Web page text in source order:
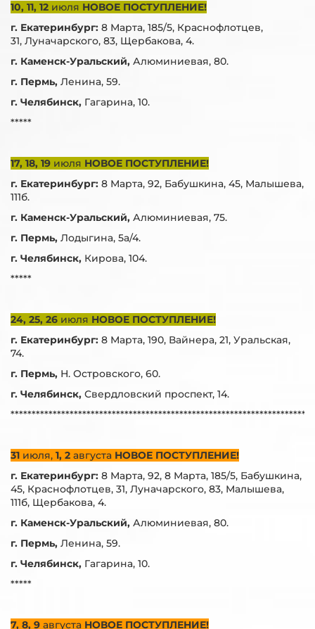
10, 11, 12 июля НОВОЕ ПОСТУПЛЕНИЕ!
г. Екатеринбург: 8 Марта, 185/5, Краснофлотцев,
31, Луначарского, 83, Щербакова, 4.
г. Каменск-Уральский, Алюминиевая, 80.
г. Пермь, Ленина, 59.
г. Челябинск, Гагарина, 10.
*****
17, 18, 19 июля НОВОЕ ПОСТУПЛЕНИЕ!
г. Екатеринбург: 8 Марта, 92, Бабушкина, 45, Малышева,
111б.
г. Каменск-Уральский, Алюминиевая, 75.
г. Пермь, Лодыгина, 5а/4.
г. Челябинск, Кирова, 104.
*****
24, 25, 26 июля НОВОЕ ПОСТУПЛЕНИЕ!
г. Екатеринбург: 8 Марта, 190, Вайнера, 21, Уральская,
74.
г. Пермь, Н. Островского, 60.
г. Челябинск, Свердловский проспект, 14.
***********************************************************************
31 июля, 1, 2 августа НОВОЕ ПОСТУПЛЕНИЕ!
г. Екатеринбург: 8 Марта, 92, 8 Марта, 185/5, Бабушкина,
45, Краснофлотцев, 31, Луначарского, 83, Малышева,
111б, Щербакова, 4.
г. Каменск-Уральский, Алюминиевая, 80.
г. Пермь, Ленина, 59.
г. Челябинск, Гагарина, 10.
*****
7, 8, 9 августа НОВОЕ ПОСТУПЛЕНИЕ!